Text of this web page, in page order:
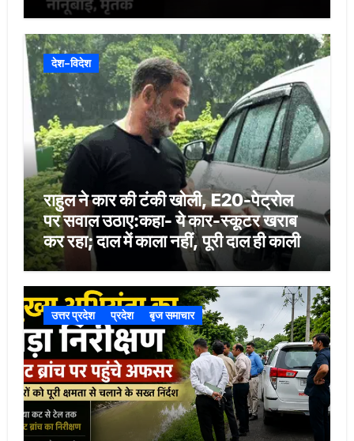
देश-विदेश
राहुल ने कार की टंकी खोली, E20-पेट्रोल
पर सवाल उठाए:कहा- ये कार-स्कूटर खराब
कर रहा; दाल में काला नहीं, पूरी दाल ही काली
उत्तर प्रदेश प्रदेश बृज समाचार